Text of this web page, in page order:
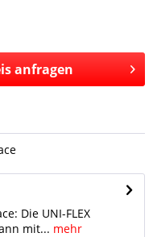
anfragen
Die UNI-FLEX
mit... mehr